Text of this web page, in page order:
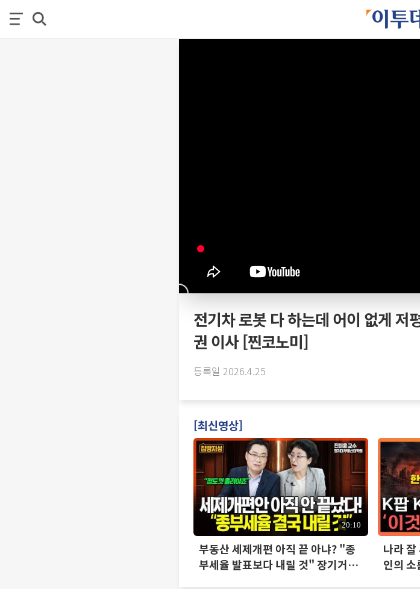
전기차 로봇 다 하는데 어이 없게 저
권 이사 [찐코노미]
등록일 2026.4.25
[최신영상]
20:10
부동산 세제개편 아직 끝 아냐? "종
부세율 발표보다 내릴 것" 장기거주
나라
인의